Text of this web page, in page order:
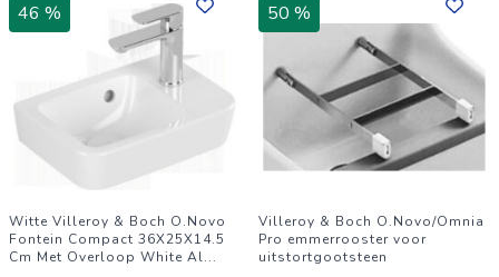
46 %
Witte Villeroy & Boch O.Novo
Fontein Compact 36X25X14.5
Cm Met Overloop White Al...
50 %
Villeroy & Boch O.Novo/Omnia
Pro emmerrooster voor
uitstortgootsteen